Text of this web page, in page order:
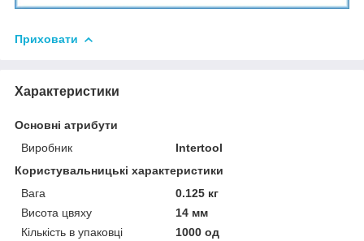
Приховати
Характеристики
Основні атрибути
Виробник
Intertool
Користувальницькі характеристики
Вага
0.125 кг
Висота цвяху
14 мм
Кількість в упаковці
1000 од